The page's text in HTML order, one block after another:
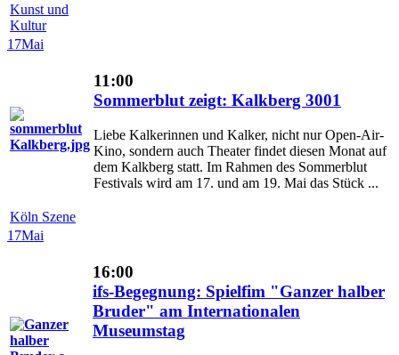
Kunst und
Kultur
17Mai
11:00
Sommerblut zeigt: Kalkberg 3001
Liebe Kalkerinnen und Kalker, nicht nur Open-Air-
Kino, sondern auch Theater findet diesen Monat auf
dem Kalkberg statt. Im Rahmen des Sommerblut
Festivals wird am 17. und am 19. Mai das Stück ...
Köln Szene
17Mai
16:00
ifs-Begegnung: Spielfim "Ganzer halber
Bruder" am Internationalen
Museumstag